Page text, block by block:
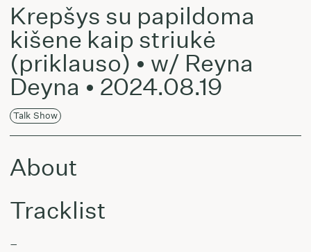
Krepšys su papildoma
kišene kaip striukė
(priklauso) • w/ Reyna
Deyna • 2024.08.19
Talk Show
About
Tracklist
–